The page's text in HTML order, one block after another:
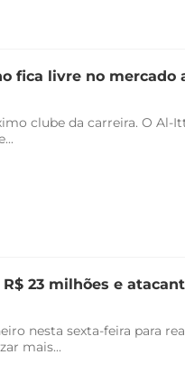
fica livre no mercado
clube da carreira. O Al-
23 milhões e
nesta sexta-feira para
mais...